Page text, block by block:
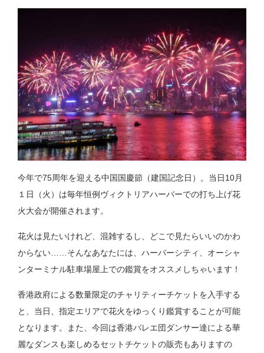
今年で75周年を迎える中国国慶節（建国記念日）。当日10月
１日（火）は毎年恒例ヴィクトリアハーバーでの打ち上げ花
火大会が開催されます。
花火は見たいけれど、混雑するし、どこで見たらいいのかわ
からない……そんなあなたには、ハーバーシティ、オーシャ
ンターミナル駐車場屋上での鑑賞をオススメしちゃいます！
香港政府による数量限定のチャリティーチケットを入手する
と、当日、指定エリアで花火をゆっくり鑑賞することが可能
となります。また、今回は香港バレエ団ダンサー達による華
麗なダンスも楽しめるセットチケットの販売もありますの